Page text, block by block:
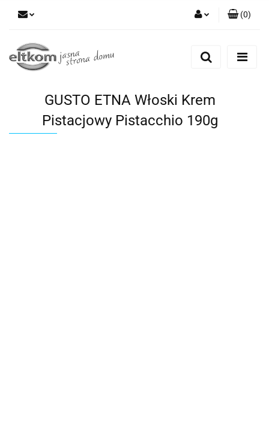
Zarejestruj się
(0)
GUSTO ETNA Włoski Krem
Pistacjowy Pistacchio 190g